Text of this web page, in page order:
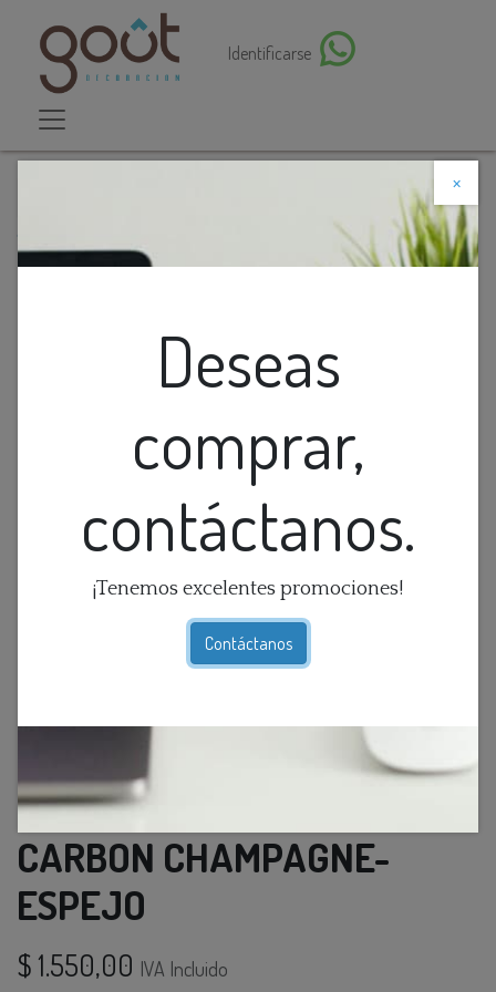
Identificarse
×
Deseas
comprar,
contáctanos.
¡Tenemos excelentes promociones!
Contáctanos
Descuento web
APARADOR GATEO FIBRA CARBON CHAMPAGNE-
APARADOR GATEO FIBRA
CARBON CHAMPAGNE-
ESPEJO
$ 1.550,00 IVA Incluido